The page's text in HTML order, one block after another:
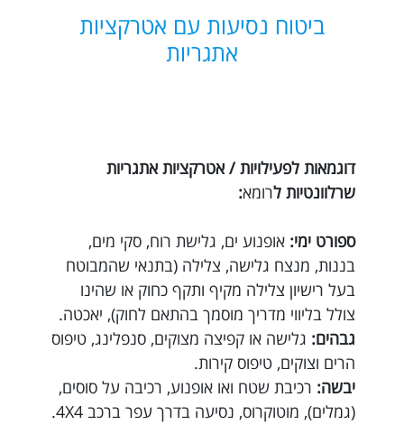
ביטוח נסיעות עם אטרקציות
אתגריות
דוגמאות לפעילויות / אטרקציות אתגריות
שרלוונטיות לרומא:
ספורט ימי: אופנוע ים, גלישת רוח, סקי מים,
בננות, מנצח גלישה, צלילה (בתנאי שהמבוטח
בעל רישיון צלילה מקיף ותקף כחוק או שהינו
צולל בליווי מדריך מוסמך בהתאם לחוק), יאכטה.
גבהים: גלישה או קפיצה מצוקים, סנפלינג, טיפוס
הרים וצוקים, טיפוס קירות.
יבשה: רכיבת שטח ואו אופנוע, רכיבה על סוסים,
(גמלים), מוטוקרוס, נסיעה בדרך עפר ברכב 4X4.